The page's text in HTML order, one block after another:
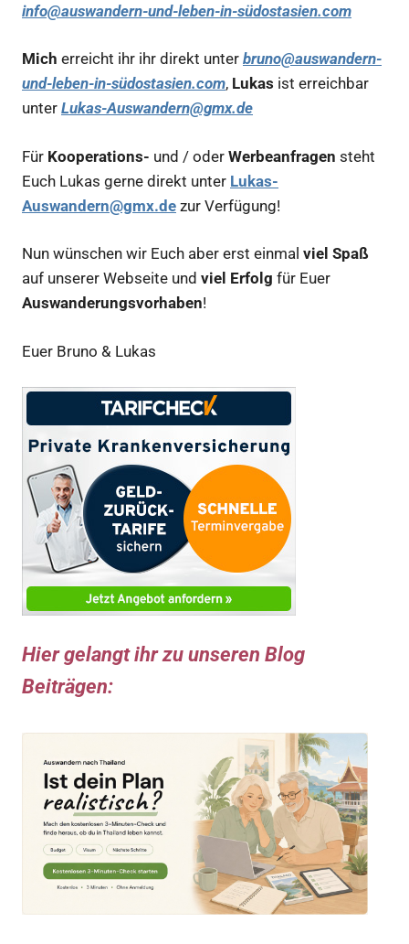
info@auswandern-und-leben-in-südostasien.com
Mich erreicht ihr ihr direkt unter bruno@auswandern-
und-leben-in-südostasien.com, Lukas ist erreichbar
unter Lukas-Auswandern@gmx.de
Für Kooperations- und / oder Werbeanfragen steht
Euch Lukas gerne direkt unter Lukas-
Auswandern@gmx.de zur Verfügung!
Nun wünschen wir Euch aber erst einmal viel Spaß
auf unserer Webseite und viel Erfolg für Euer
Auswanderungsvorhaben!
Euer Bruno & Lukas
Hier gelangt ihr zu unseren Blog
Beiträgen: